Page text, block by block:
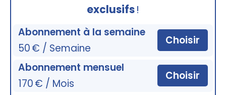
exclusifs!
Abonnement à la semaine
50 € / Semaine
Choisir
Abonnement mensuel
170 € / Mois
Choisir